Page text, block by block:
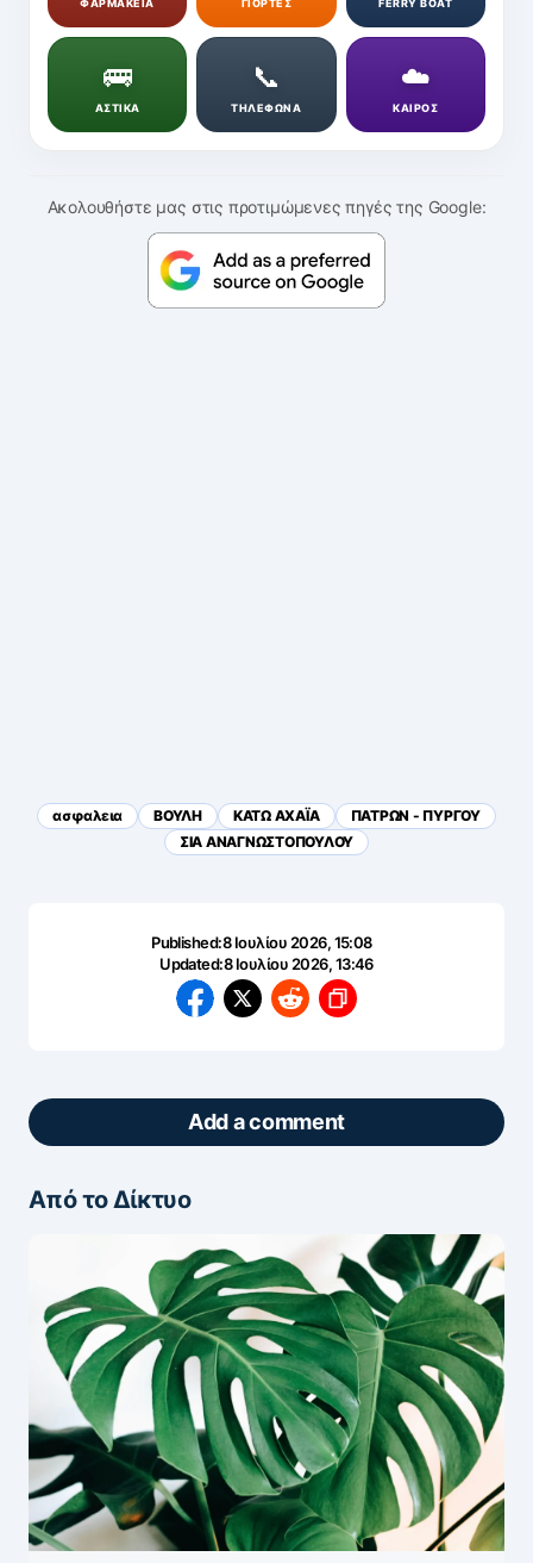
ΦΑΡΜΑΚΕΙΑ ΓΙΟΡΤΕΣ FERRY BOAT
🚌
ΑΣΤΙΚΑ
📞
ΤΗΛΕΦΩΝΑ
☁️
ΚΑΙΡΟΣ
Ακολουθήστε μας στις προτιμώμενες πηγές της Google:
ασφαλεια ΒΟΥΛΗ ΚΑΤΩ ΑΧΑΪΑ
ΠΑΤΡΩΝ - ΠΥΡΓΟΥ
ΣΙΑ ΑΝΑΓΝΩΣΤΟΠΟΥΛΟΥ
Published:8 Ιουλίου 2026, 15:08
Updated:8 Ιουλίου 2026, 13:46
Add a comment
ΖΩΝΤΑΝΆ ΣΧΌΛΙΑ
Πάρτε μέρος στη συζήτηση — το σχόλιό σας
ελέγχεται άμεσα από AI (Ελληνικά & Αγγλικά).
ΠΡΟΣΤΑΣΊΑ AI
Η ηλ. διεύθυνση σας δεν δημοσιεύεται. Τα
υποχρεωτικά πεδία σημειώνονται με*
Message*
Από το Δίκτυο